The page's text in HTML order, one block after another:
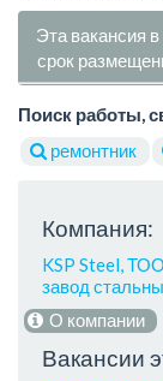
Эта вакансия
срок
Поиск работы,
ремонтник
Компания:
KSP Steel, ТОО
завод
О компании
Вакансии